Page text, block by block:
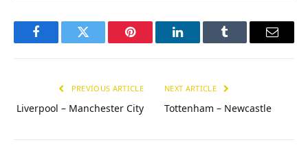
FacebookTwitter Pinterest LinkedInTumblr Email
PREVIOUS ARTICLE
Liverpool – Manchester City
NEXT ARTICLE
Tottenham – Newcastle